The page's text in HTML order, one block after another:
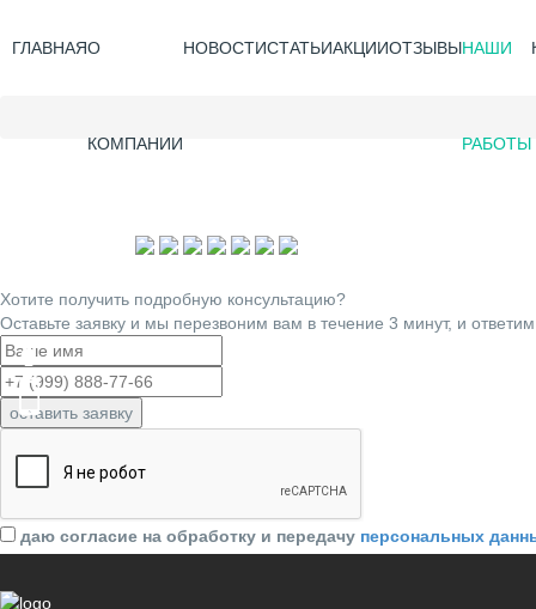
ГЛАВНАЯО
КОМПАНИИ
НОВОСТИСТАТЬИАКЦИИОТЗЫВЫНАШИ
РАБОТЫ
Хотите получить подробную консультацию?
Оставьте заявку и мы перезвоним вам в течение 3 минут, и
оставить заявку
даю согласие на обработку и передачу персональных